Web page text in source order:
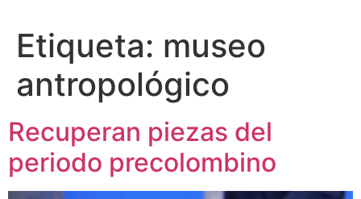
Etiqueta: museo
antropológico
Recuperan piezas del
periodo precolombino